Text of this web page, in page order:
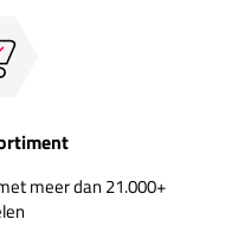
meer dan 21.000+